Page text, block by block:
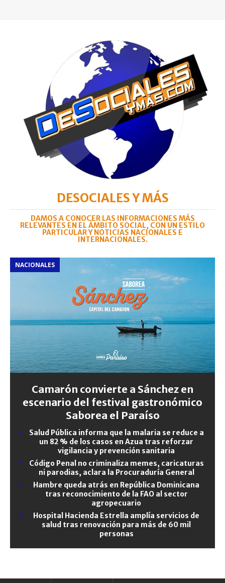
DESOCIALES Y MÁS
DAMOS A CONOCER LAS INFORMACIONES MÁS
RELEVANTES EN EL ÁMBITO SOCIAL, CON UN ESTILO
PARTICULAR Y NOTICIAS NACIONALES E
INTERNACIONALES.
NACIONALES
Camarón convierte a Sánchez en
escenario del festival gastronómico
Saborea el Paraíso
Salud Pública informa que la malaria se reduce a
un 82 % de los casos en Azua tras reforzar
vigilancia y prevención sanitaria
Código Penal no criminaliza memes, caricaturas
ni parodias, aclara la Procuraduría General
Hambre queda atrás en República Dominicana
tras reconocimiento de la FAO al sector
agropecuario
Hospital Hacienda Estrella amplía servicios de
salud tras renovación para más de 60 mil
personas